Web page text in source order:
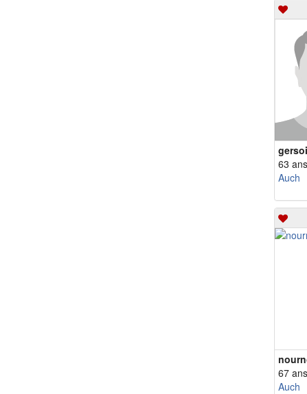
63 ans
Auch
67 ans
Auch